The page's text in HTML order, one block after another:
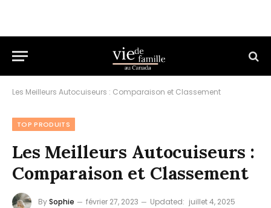
Les Meilleurs Autocuiseurs : Comparaison et Classement
TOP PRODUITS
Les Meilleurs Autocuiseurs :
Comparaison et Classement
BySophie février 27, 2023 Updated: juillet 4, 2025